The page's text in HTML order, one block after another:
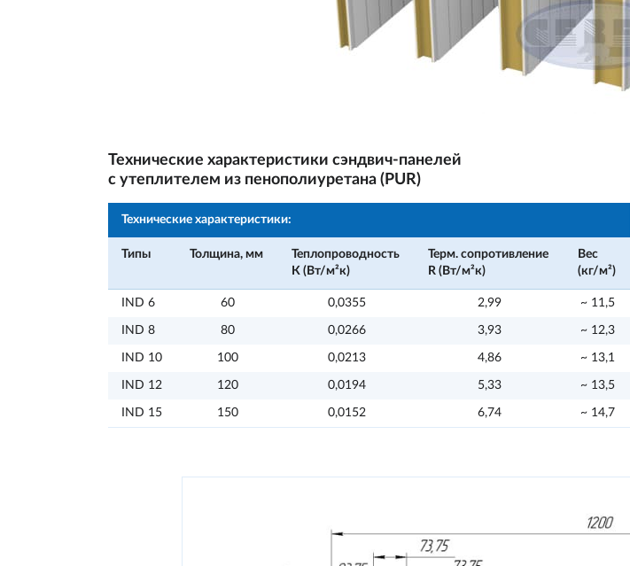
Технические характеристики сэндвич-панелей
с утеплителем из пенополиуретана (PUR)
Технические характеристики:
Типы Толщина, мм
Теплопроводность
К (Вт/м²к)
Терм. сопротивление
R (Вт/м²к)
Вес
(кг/м²)
IND 6 60 0,0355 2,99 ~ 11,5
IND 8 80 0,0266 3,93 ~ 12,3
IND 10 100 0,0213 4,86 ~ 13,1
IND 12 120 0,0194 5,33 ~ 13,5
IND 15 150 0,0152 6,74 ~ 14,7